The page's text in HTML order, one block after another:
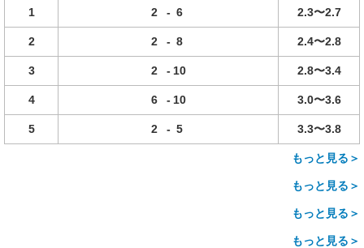
1 2 - 6 2.3〜2.7
2 2 - 8 2.4〜2.8
3 2 - 10 2.8〜3.4
4 6 - 10 3.0〜3.6
5 2 - 5 3.3〜3.8
もっと見る＞
もっと見る＞
もっと見る＞
もっと見る＞